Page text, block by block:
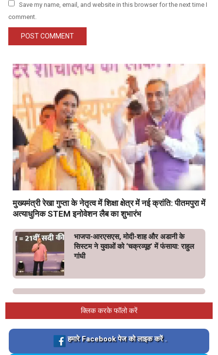
Save my name, email, and website in this browser for the next time I
comment.
मुख्यमंत्री रेखा गुप्ता के नेतृत्व में शिक्षा क्षेत्र में नई क्रांति: पीतमपुरा में
अत्याधुनिक STEM इनोवेशन लैब का शुभारंभ
भाजपा-आरएसएस, मोदी-शाह और अडानी के
सिस्टम ने युवाओं को ‘चक्रव्यूह’ में फंसाया: राहुल
गांधी
क्लिक करके फॉलो करें
Loading…
हमारे Facebook पेज को लाइक करें .